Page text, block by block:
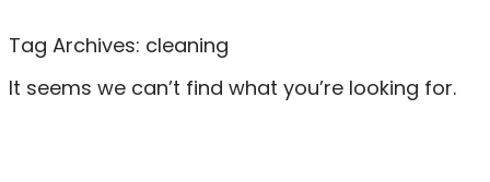
Tag Archives: cleaning
It seems we can’t find what you’re looking for.